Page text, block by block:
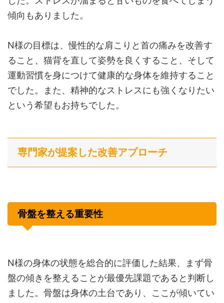
傾向もありました。
N様の目標は、慢性的な肩こりと首の痛みを改善す
ること、猫背を直して姿勢を良くすること、そして
運動習慣を身につけて健康的な身体を維持すること
でした。また、精神的なストレスにも強くなりたい
という希望もお持ちでした。
専門家が提案した改善アプローチ
骨盤を整える重要性
N様の身体の状態を総合的に評価した結果、まず骨
盤の傾きを整えることが最優先課題であると判断し
ました。骨盤は身体の土台であり、ここが傾いてい